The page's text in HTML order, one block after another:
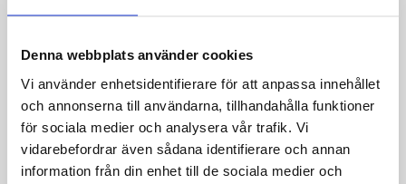
Denna webbplats använder cookies
Vi använder enhetsidentifierare för att anpassa innehållet
och annonserna till användarna, tillhandahålla funktioner
för sociala medier och analysera vår trafik. Vi
vidarebefordrar även sådana identifierare och annan
information från din enhet till de sociala medier och
By submitting the form, you agree that we save information